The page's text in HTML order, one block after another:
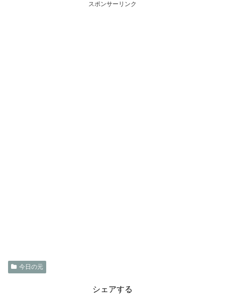
スポンサーリンク
今日の元
シェアする